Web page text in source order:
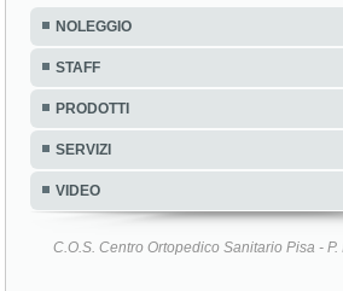
NOLEGGIO
STAFF
PRODOTTI
SERVIZI
VIDEO
C.O.S. Centro Ortopedico Sanitario Pisa -